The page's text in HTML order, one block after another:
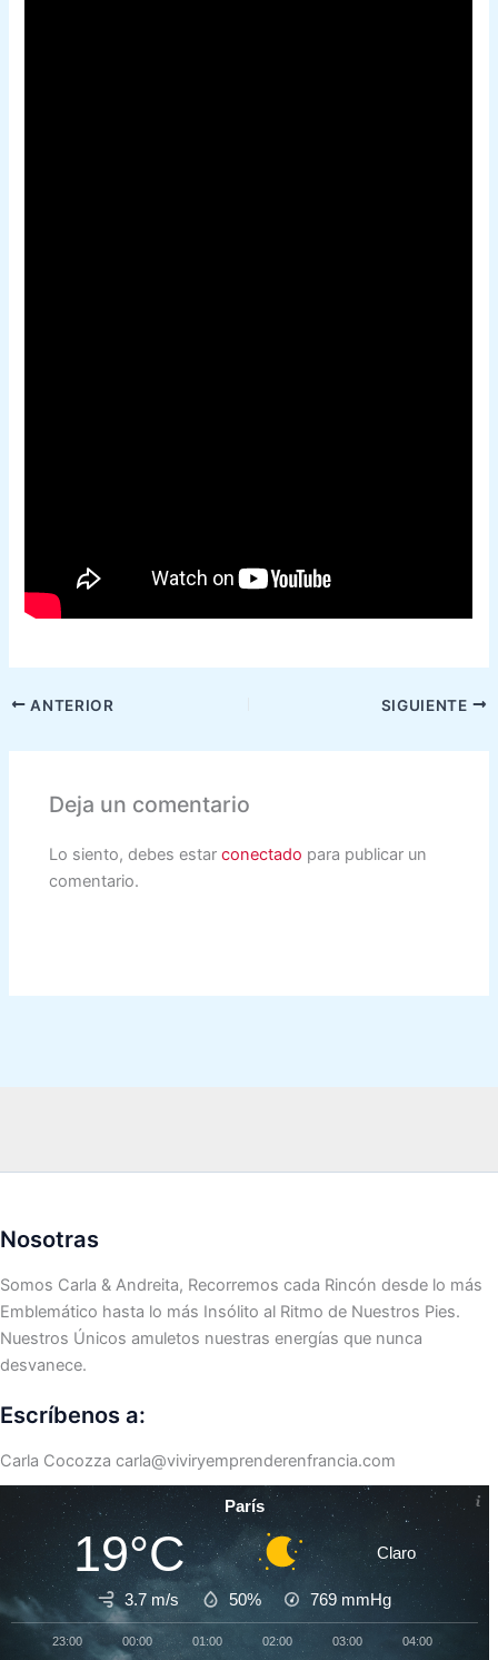
ANTERIOR SIGUIENTE
Deja un comentario
Lo siento, debes estarconectado para publicar un
comentario.
Nosotras
Somos Carla & Andreita, Recorremos cada Rincón desde lo más
Emblemático hasta lo más Insólito al Ritmo de Nuestros Pies.
Nuestros Únicos amuletos nuestras energías que nunca
desvanece.
Escríbenos a:
Carla Cocozza carla@viviryemprenderenfrancia.com
París
19°C Claro
3.7 m/s 50% 769 mmHg
23:00 00:00 01:00 02:00 03:00 04:00